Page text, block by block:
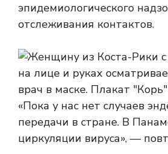
эпидемиологического
отслеживания контактов.
«Пока у нас нет случаев
передачи в стране. В
циркуляции вируса», —